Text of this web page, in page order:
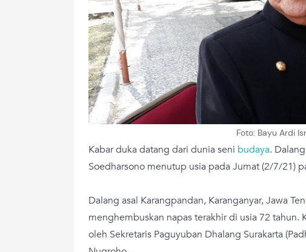
Foto: Bayu Ardi
Kabar duka datang dari dunia seni budaya.
Soedharsono menutup usia pada Jumat (2/7/21)
Dalang asal Karangpandan, Karanganyar, Jawa
menghembuskan napas terakhir di usia 72 tahun.
oleh Sekretaris Paguyuban Dhalang Surakarta